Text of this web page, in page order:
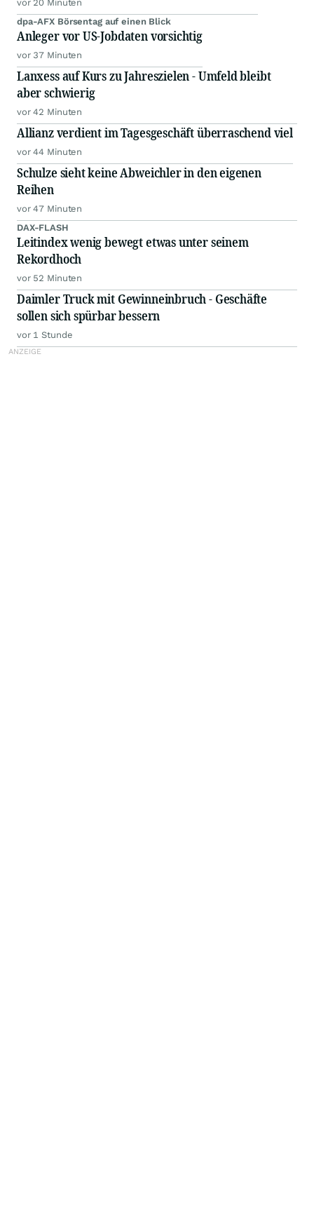
vor 20 Minuten
dpa-AFX Börsentag auf einen Blick
Anleger vor US-Jobdaten vorsichtig
vor 37 Minuten
Lanxess auf Kurs zu Jahreszielen - Umfeld bleibt
aber schwierig
vor 42 Minuten
Allianz verdient im Tagesgeschäft überraschend viel
vor 44 Minuten
Schulze sieht keine Abweichler in den eigenen
Reihen
vor 47 Minuten
DAX-FLASH
Leitindex wenig bewegt etwas unter seinem
Rekordhoch
vor 52 Minuten
Daimler Truck mit Gewinneinbruch - Geschäfte
sollen sich spürbar bessern
vor 1 Stunde